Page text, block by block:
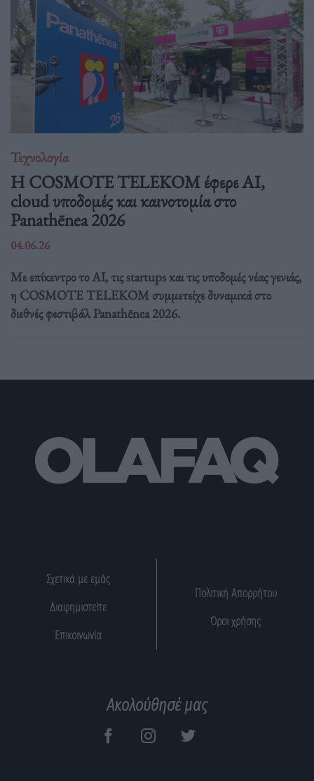
Τεχνολογία
Η COSMOTE TELEKOM έφερε AI,
cloud υποδομές και καινοτομία στο
Panathēnea 2026
04.06.26
Με επίκεντρο το AI, τις startups και τις υποδομές νέας γενιάς,
η COSMOTE TELEKOM συμμετείχε δυναμικά στο
διεθνές φεστιβάλ Panathēnea 2026.
Σχετικά με εμάς
Διαφημιστείτε
Επικοινωνία
Πολιτική Απορρήτου
Όροι χρήσης
Ακολούθησέ μας